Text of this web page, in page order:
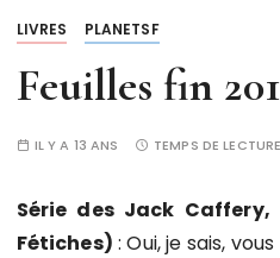
LIVRES PLANETSF
Feuilles fin
IL Y A 13 ANS TEMPS DE
Série des Jack
Fétiches) : Oui, je sais,